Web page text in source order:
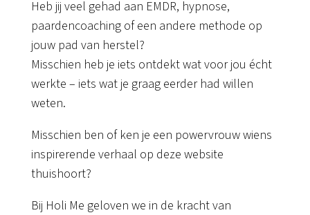
Heb jij veel gehad aan EMDR, hypnose,
paardencoaching of een andere methode op
jouw pad van herstel?
Misschien heb je iets ontdekt wat voor jou écht
werkte – iets wat je graag eerder had willen
weten.
Misschien ben of ken je een powervrouw wiens
inspirerende verhaal op deze website
thuishoort?
Bij Holi Me geloven we in de kracht van